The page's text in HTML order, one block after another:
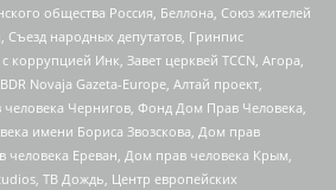
общества Россия, Беллона, Союз жителей
Съезд народных депутатов, Гринпис
Инк, Завет церквей TCCN, Агора,
Novaja Gazeta-Europe, Алтай проект,
Чернигов, Фонд Дом Прав Человека,
имени Бориса Звозскова, Дом прав
человека Ереван, Дом прав человека Крым,
ТВ Дождь, Центр европейских